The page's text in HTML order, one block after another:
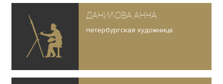
Данилова Анна
петербургская художница